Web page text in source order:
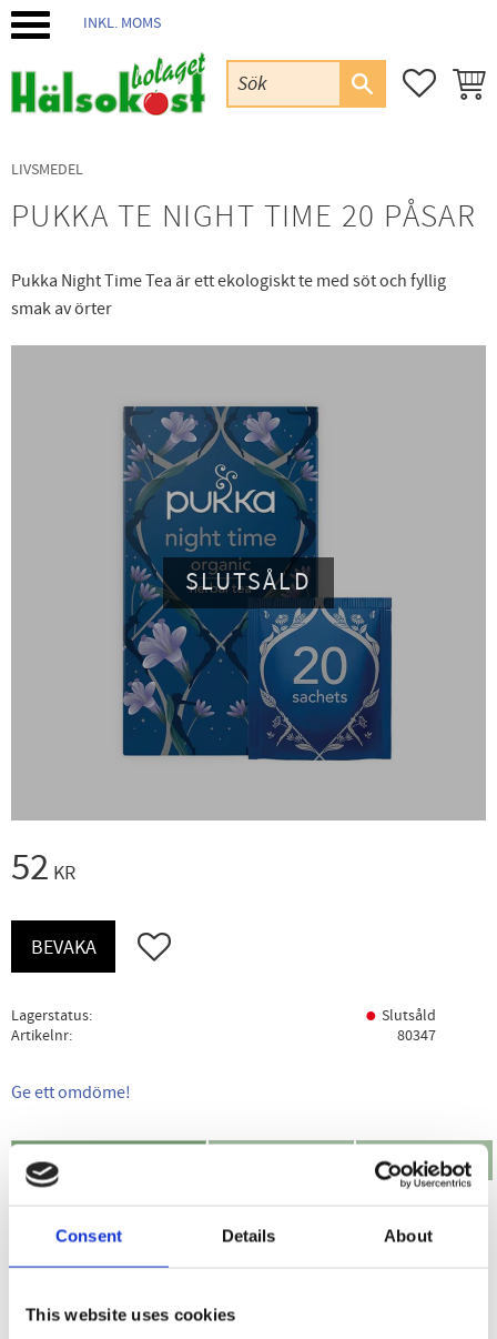
Consent Details About
This website uses cookies
INKL. MOMS
LIVSMEDEL
PUKKA TE NIGHT TIME 20 PÅSAR
Pukka Night Time Tea är ett ekologiskt te med söt och fyllig
smak av örter
SLUTSÅLD
52 KR
Lägg till i favoriter
BEVAKA
Lagerstatus
Slutsåld
Artikelnr
80347
Ge ett omdöme!
Produktbeskrivning Användning
Pukka Night Time Tea är ett ekologiskt te med söt och fyllig
och stärker nervsystemet för en god natts sömn.